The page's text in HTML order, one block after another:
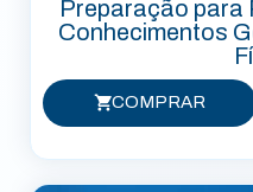
Preparação para
Conhecimentos
COMPRAR